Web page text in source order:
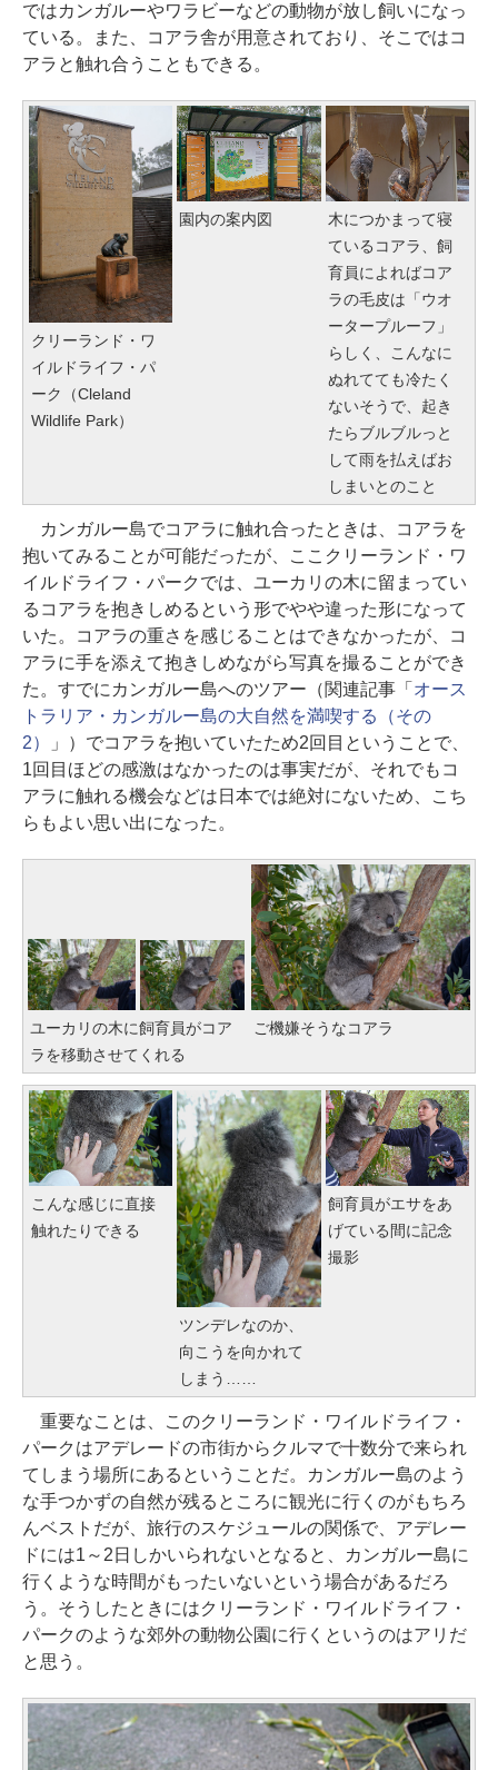
ではカンガルーやワラビーなどの動物が放し飼いになっ
ている。また、コアラ舎が用意されており、そこではコ
アラと触れ合うこともできる。
クリーランド・ワ
イルドライフ・パ
ーク（Cleland
Wildlife Park）
園内の案内図
木につかまって寝
ているコアラ、飼
育員によればコア
ラの毛皮は「ウオ
ータープルーフ」
らしく、こんなに
ぬれてても冷たく
ないそうで、起き
たらブルブルっと
して雨を払えばお
しまいとのこと
カンガルー島でコアラに触れ合ったときは、コアラを
抱いてみることが可能だったが、ここクリーランド・ワ
イルドライフ・パークでは、ユーカリの木に留まってい
るコアラを抱きしめるという形でやや違った形になって
いた。コアラの重さを感じることはできなかったが、コ
アラに手を添えて抱きしめながら写真を撮ることができ
た。すでにカンガルー島へのツアー（関連記事「 オース
トラリア・カンガルー島の大自然を満喫する（その
2）
」）でコアラを抱いていたため2回目ということで、
1回目ほどの感激はなかったのは事実だが、それでもコ
アラに触れる機会などは日本では絶対にないため、こち
らもよい思い出になった。
ユーカリの木に飼育員がコア
ラを移動させてくれる
ご機嫌そうなコアラ
こんな感じに直接
触れたりできる
ツンデレなのか、
向こうを向かれて
しまう……
飼育員がエサをあ
げている間に記念
撮影
重要なことは、このクリーランド・ワイルドライフ・
パークはアデレードの市街からクルマで十数分で来られ
てしまう場所にあるということだ。カンガルー島のよう
な手つかずの自然が残るところに観光に行くのがもちろ
んベストだが、旅行のスケジュールの関係で、アデレー
ドには1～2日しかいられないとなると、カンガルー島に
行くような時間がもったいないという場合があるだろ
う。そうしたときにはクリーランド・ワイルドライフ・
パークのような郊外の動物公園に行くというのはアリだ
と思う。